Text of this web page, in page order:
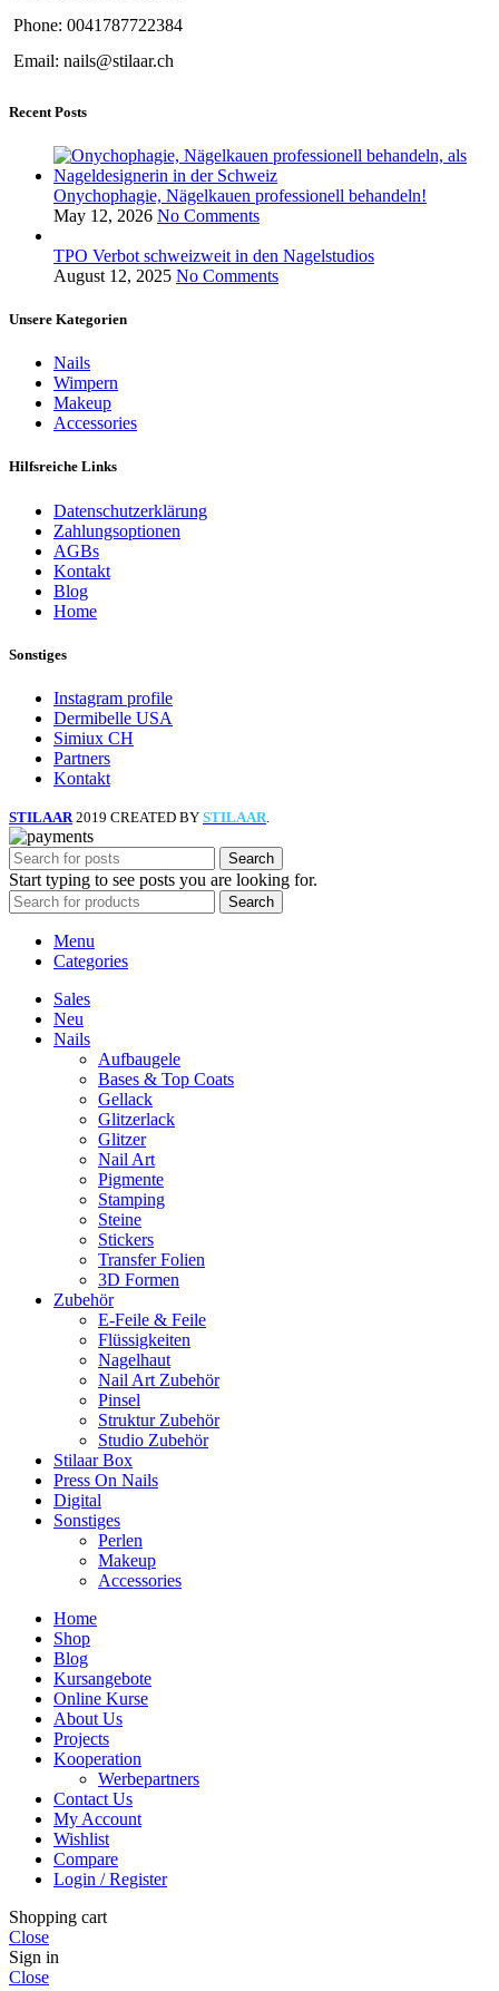
Phone: 0041787722384
Email: nails@stilaar.ch
Recent Posts
Onychophagie, Nägelkauen professionell behandeln!
May 12, 2026 No Comments
TPO Verbot schweizweit in den Nagelstudios
August 12, 2025 No Comments
Unsere Kategorien
Nails
Wimpern
Makeup
Accessories
Hilfsreiche Links
Datenschutzerklärung
Zahlungsoptionen
AGBs
Kontakt
Blog
Home
Sonstiges
Instagram profile
Dermibelle USA
Simiux CH
Partners
Kontakt
STILAAR 2019 CREATED BY STILAAR
Search
Start typing to see posts you are looking for.
Search
Menu
Categories
Sales
Neu
Nails
Aufbaugele
Bases & Top Coats
Gellack
Glitzerlack
Glitzer
Nail Art
Pigmente
Stamping
Steine
Stickers
Transfer Folien
3D Formen
Zubehör
E-Feile & Feile
Flüssigkeiten
Nagelhaut
Nail Art Zubehör
Pinsel
Struktur Zubehör
Studio Zubehör
Stilaar Box
Press On Nails
Digital
Sonstiges
Perlen
Makeup
Accessories
Home
Shop
Blog
Kursangebote
Online Kurse
About Us
Projects
Kooperation
Werbepartners
Contact Us
My Account
Wishlist
Compare
Login / Register
Shopping cart
Close
Sign in
Close